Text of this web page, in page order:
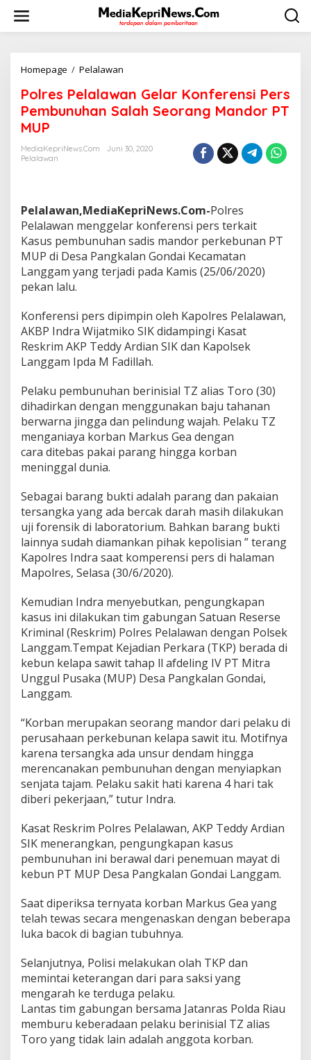
w
Homepage / Pelalawan
l
r
e
P
a
a
n
G
e
K
o
n
f
e
e
n
s
i
P
e
P
e
m
b
u
n
u
n
S
a
l
a
h
S
r
n
g
M
a
n
d
r
P
T
M
U
Polres Pelalawan Gelar Konferensi Pers
Pembunuhan Salah Seorang Mandor PT
MUP
MediaKepriNews.com
Juni 30, 2020
Pelalawan
Pelalawan,MediaKepriNews.Com-Polres
Pelalawan menggelar konferensi pers terkait
Kasus pembunuhan sadis mandor perkebunan PT
MUP di Desa Pangkalan Gondai Kecamatan
Langgam yang terjadi pada Kamis (25/06/2020)
pekan lalu.
Konferensi pers dipimpin oleh Kapolres Pelalawan,
AKBP Indra Wijatmiko SIK didampingi Kasat
Reskrim AKP Teddy Ardian SIK dan Kapolsek
Langgam Ipda M Fadillah.
Pelaku pembunuhan berinisial TZ alias Toro (30)
dihadirkan dengan menggunakan baju tahanan
berwarna jingga dan pelindung wajah. Pelaku TZ
menganiaya korban Markus Gea dengan
cara ditebas pakai parang hingga korban
meninggal dunia.
Sebagai barang bukti adalah parang dan pakaian
tersangka yang ada bercak darah masih dilakukan
uji forensik di laboratorium. Bahkan barang bukti
lainnya sudah diamankan pihak kepolisian ” terang
Kapolres Indra saat komperensi pers di halaman
Mapolres, Selasa (30/6/2020).
Kemudian Indra menyebutkan, pengungkapan
kasus ini dilakukan tim gabungan Satuan Reserse
Kriminal (Reskrim) Polres Pelalawan dengan Polsek
Langgam.Tempat Kejadian Perkara (TKP) berada di
kebun kelapa sawit tahap ll afdeling IV PT Mitra
Unggul Pusaka (MUP) Desa Pangkalan Gondai,
Langgam.
“Korban merupakan seorang mandor dari pelaku di
perusahaan perkebunan kelapa sawit itu. Motifnya
karena tersangka ada unsur dendam hingga
merencanakan pembunuhan dengan menyiapkan
senjata tajam. Pelaku sakit hati karena 4 hari tak
diberi pekerjaan,” tutur Indra.
Kasat Reskrim Polres Pelalawan, AKP Teddy Ardian
SIK menerangkan, pengungkapan kasus
pembunuhan ini berawal dari penemuan mayat di
kebun PT MUP Desa Pangkalan Gondai Langgam.
Saat diperiksa ternyata korban Markus Gea yang
telah tewas secara mengenaskan dengan beberapa
luka bacok di bagian tubuhnya.
Selanjutnya, Polisi melakukan olah TKP dan
memintai keterangan dari para saksi yang
mengarah ke terduga pelaku.
Lantas tim gabungan bersama Jatanras Polda Riau
memburu keberadaan pelaku berinisial TZ alias
Toro yang tidak lain adalah anggota korban.